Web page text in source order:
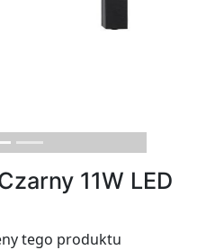
11W LED
tego produktu